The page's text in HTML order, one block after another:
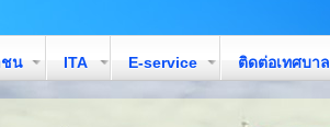
ชน ITA E-service ติดต่อเทศบาล